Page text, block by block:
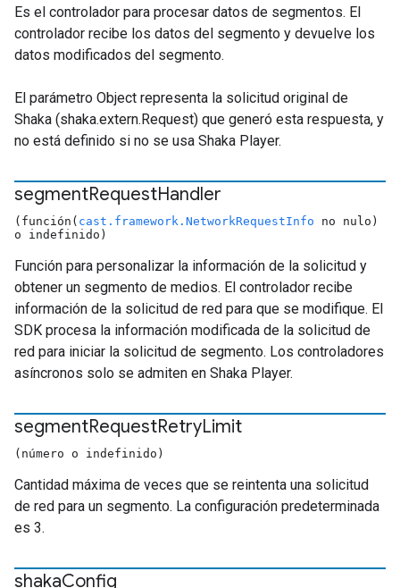
Es el controlador para procesar datos de segmentos. El
controlador recibe los datos del segmento y devuelve los
datos modificados del segmento.
El parámetro Object representa la solicitud original de
Shaka (shaka.extern.Request) que generó esta respuesta, y
no está definido si no se usa Shaka Player.
segmentRequestHandler
(función( cast.framework.NetworkRequestInfo no nulo)
o indefinido)
Función para personalizar la información de la solicitud y
obtener un segmento de medios. El controlador recibe
información de la solicitud de red para que se modifique. El
SDK procesa la información modificada de la solicitud de
red para iniciar la solicitud de segmento. Los controladores
asíncronos solo se admiten en Shaka Player.
segmentRequestRetryLimit
(número o indefinido)
Cantidad máxima de veces que se reintenta una solicitud
de red para un segmento. La configuración predeterminada
es 3.
shakaConfig